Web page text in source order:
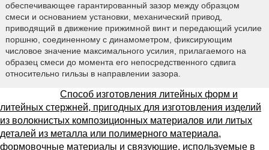
обеспечивающее гарантированный зазор между образцом
смеси и основанием установки, механический привод,
приводящий в движение прижимной винт и передающий усилие
поршню, соединенному с динамометром, фиксирующим
числовое значение максимального усилия, прилагаемого на
образец смеси до момента его непосредственного сдвига
относительно гильзы в направлении зазора.
Способ изготовления литейных форм и
литейных стержней, пригодных для изготовления изделий
из волокнистых композиционных материалов или литых
деталей из металла или полимерного материала,
формовочные материалы и связующие, используемые в